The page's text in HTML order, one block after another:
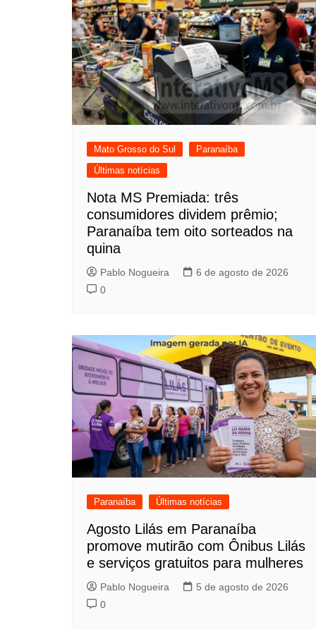
Mato Grosso do Sul
Paranaíba
Últimas notícias
Nota MS Premiada: três
consumidores dividem prêmio;
Paranaíba tem oito sorteados na
quina
Pablo Nogueira
6 de agosto de 2026
0
Paranaíba Últimas notícias
Agosto Lilás em Paranaíba
promove mutirão com Ônibus Lilás
e serviços gratuitos para mulheres
Pablo Nogueira
5 de agosto de 2026
0